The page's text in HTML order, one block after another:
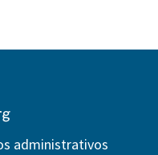
administrativos